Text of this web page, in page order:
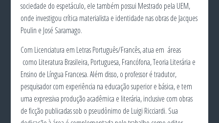
sociedade do espetáculo, ele também possui Mestrado pela UEM,
onde investigou crítica materialista e identidade nas obras de Jacques
Poulin e José Saramago.
Com Licenciatura em Letras Português/Francês, atua em áreas
como Literatura Brasileira, Portuguesa, Francófona, Teoria Literária e
Ensino de Língua Francesa. Além disso, o professor é tradutor,
pesquisador com experiência na educação superior e básica, e tem
uma expressiva produção acadêmica e literária, inclusive com obras
de ficção publicadas sob o pseudônimo de Luigi Ricciardi. Sua